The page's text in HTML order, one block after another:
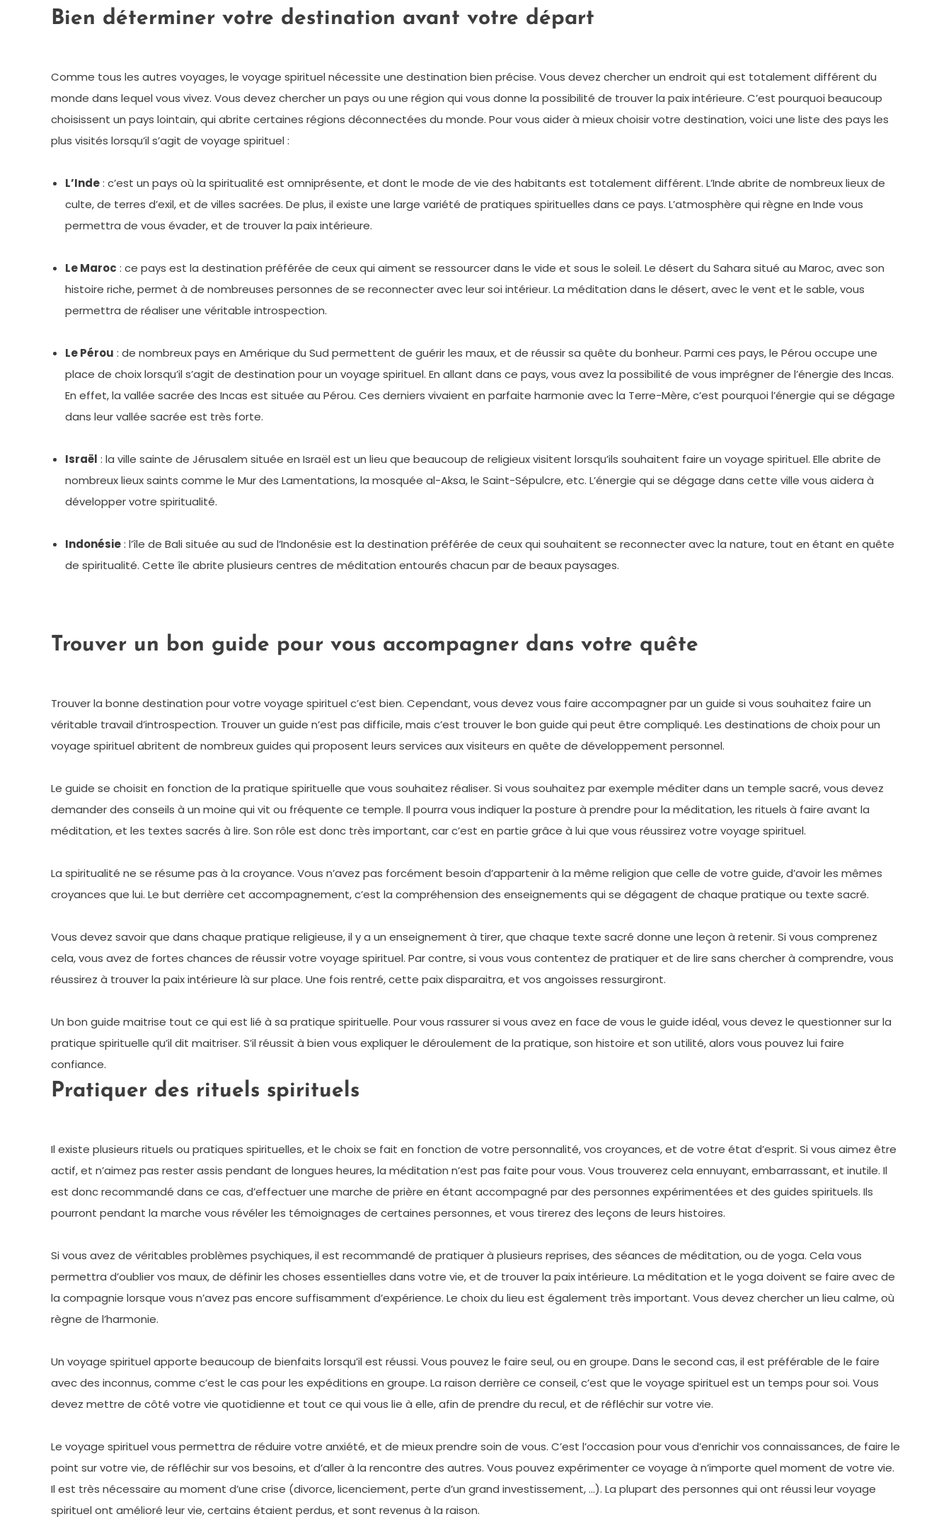
Bien déterminer votre destination avant votre départ
Comme tous les autres voyages, le voyage spirituel nécessite une destination bien précise. Vous devez chercher un endroit qui est totalement différent du
monde dans lequel vous vivez. Vous devez chercher un pays ou une région qui vous donne la possibilité de trouver la paix intérieure. C’est pourquoi beaucoup
choisissent un pays lointain, qui abrite certaines régions déconnectées du monde. Pour vous aider à mieux choisir votre destination, voici une liste des pays les
plus visités lorsqu’il s’agit de voyage spirituel :
L’Inde: c’est un pays où la spiritualité est omniprésente, et dont le mode de vie des habitants est totalement différent. L’Inde abrite de nombreux lieux de
culte, de terres d’exil, et de villes sacrées. De plus, il existe une large variété de pratiques spirituelles dans ce pays. L’atmosphère qui règne en Inde vous
permettra de vous évader, et de trouver la paix intérieure.
Le Maroc : ce pays est la destination préférée de ceux qui aiment se ressourcer dans le vide et sous le soleil. Le désert du Sahara situé au Maroc, avec son
histoire riche, permet à de nombreuses personnes de se reconnecter avec leur soi intérieur. La méditation dans le désert, avec le vent et le sable, vous
permettra de réaliser une véritable introspection.
Le Pérou : de nombreux pays en Amérique du Sud permettent de guérir les maux, et de réussir sa quête du bonheur. Parmi ces pays, le Pérou occupe une
place de choix lorsqu’il s’agit de destination pour un voyage spirituel. En allant dans ce pays, vous avez la possibilité de vous imprégner de l’énergie des Incas.
En effet, la vallée sacrée des Incas est située au Pérou. Ces derniers vivaient en parfaite harmonie avec la Terre-Mère, c’est pourquoi l’énergie qui se dégage
dans leur vallée sacrée est très forte.
Israël : la ville sainte de Jérusalem située en Israël est un lieu que beaucoup de religieux visitent lorsqu’ils souhaitent faire un voyage spirituel. Elle abrite de
nombreux lieux saints comme le Mur des Lamentations, la mosquée al-Aksa, le Saint-Sépulcre, etc. L’énergie qui se dégage dans cette ville vous aidera à
développer votre spiritualité.
Indonésie: l’île de Bali située au sud de l’Indonésie est la destination préférée de ceux qui souhaitent se reconnecter avec la nature, tout en étant en quête
de spiritualité. Cette île abrite plusieurs centres de méditation entourés chacun par de beaux paysages.
Trouver un bon guide pour vous accompagner dans votre quête
Trouver la bonne destination pour votre voyage spirituel c’est bien. Cependant, vous devez vous faire accompagner par un guide si vous souhaitez faire un
véritable travail d’introspection. Trouver un guide n’est pas difficile, mais c’est trouver le bon guide qui peut être compliqué. Les destinations de choix pour un
voyage spirituel abritent de nombreux guides qui proposent leurs services aux visiteurs en quête de développement personnel.
Le guide se choisit en fonction de la pratique spirituelle que vous souhaitez réaliser. Si vous souhaitez par exemple méditer dans un temple sacré, vous devez
demander des conseils à un moine qui vit ou fréquente ce temple. Il pourra vous indiquer la posture à prendre pour la méditation, les rituels à faire avant la
méditation, et les textes sacrés à lire. Son rôle est donc très important, car c’est en partie grâce à lui que vous réussirez votre voyage spirituel.
La spiritualité ne se résume pas à la croyance. Vous n’avez pas forcément besoin d’appartenir à la même religion que celle de votre guide, d’avoir les mêmes
croyances que lui. Le but derrière cet accompagnement, c’est la compréhension des enseignements qui se dégagent de chaque pratique ou texte sacré.
Vous devez savoir que dans chaque pratique religieuse, il y a un enseignement à tirer, que chaque texte sacré donne une leçon à retenir. Si vous comprenez
cela, vous avez de fortes chances de réussir votre voyage spirituel. Par contre, si vous vous contentez de pratiquer et de lire sans chercher à comprendre, vous
réussirez à trouver la paix intérieure là sur place. Une fois rentré, cette paix disparaitra, et vos angoisses ressurgiront.
Un bon guide maitrise tout ce qui est lié à sa pratique spirituelle. Pour vous rassurer si vous avez en face de vous le guide idéal, vous devez le questionner sur la
pratique spirituelle qu’il dit maitriser. S’il réussit à bien vous expliquer le déroulement de la pratique, son histoire et son utilité, alors vous pouvez lui faire
confiance.
Pratiquer des rituels spirituels
Il existe plusieurs rituels ou pratiques spirituelles, et le choix se fait en fonction de votre personnalité, vos croyances, et de votre état d’esprit. Si vous aimez être
actif, et n’aimez pas rester assis pendant de longues heures, la méditation n’est pas faite pour vous. Vous trouverez cela ennuyant, embarrassant, et inutile. Il
est donc recommandé dans ce cas, d’effectuer une marche de prière en étant accompagné par des personnes expérimentées et des guides spirituels. Ils
pourront pendant la marche vous révéler les témoignages de certaines personnes, et vous tirerez des leçons de leurs histoires.
Si vous avez de véritables problèmes psychiques, il est recommandé de pratiquer à plusieurs reprises, des séances de méditation, ou de yoga. Cela vous
permettra d’oublier vos maux, de définir les choses essentielles dans votre vie, et de trouver la paix intérieure. La méditation et le yoga doivent se faire avec de
la compagnie lorsque vous n’avez pas encore suffisamment d’expérience. Le choix du lieu est également très important. Vous devez chercher un lieu calme, où
règne de l’harmonie.
Un voyage spirituel apporte beaucoup de bienfaits lorsqu’il est réussi. Vous pouvez le faire seul, ou en groupe. Dans le second cas, il est préférable de le faire
avec des inconnus, comme c’est le cas pour les expéditions en groupe. La raison derrière ce conseil, c’est que le voyage spirituel est un temps pour soi. Vous
devez mettre de côté votre vie quotidienne et tout ce qui vous lie à elle, afin de prendre du recul, et de réfléchir sur votre vie.
Le voyage spirituel vous permettra de réduire votre anxiété, et de mieux prendre soin de vous. C’est l’occasion pour vous d’enrichir vos connaissances, de faire le
point sur votre vie, de réfléchir sur vos besoins, et d’aller à la rencontre des autres. Vous pouvez expérimenter ce voyage à n’importe quel moment de votre vie.
Il est très nécessaire au moment d’une crise (divorce, licenciement, perte d’un grand investissement, …). La plupart des personnes qui ont réussi leur voyage
spirituel ont amélioré leur vie, certains étaient perdus, et sont revenus à la raison.